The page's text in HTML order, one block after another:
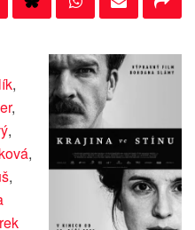
,
,
,
,
,